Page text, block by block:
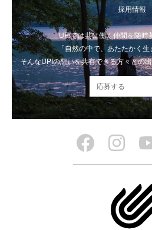
採用情報
UPIでは共に働く仲間を随時
「自然の中で、あたたかく生
そんなUPIの想いを共有できる方々との
応募する